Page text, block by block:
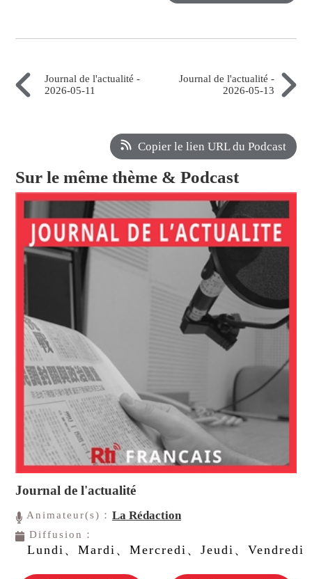
Journal de l'actualité -
2026-05-11
Journal de l'actualité -
2026-05-13
Copier le lien URL du Podcast
Sur le même thème & Podcast
Journal de l'actualité
Animateur(s)：La Rédaction
Diffusion：
Lundi、Mardi、Mercredi、Jeudi、Vendredi